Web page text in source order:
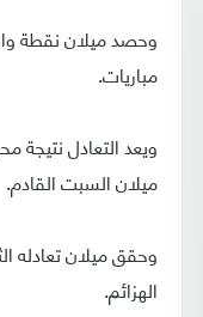
مباريات.
ويعد التعادل نتيجة
ميلان السبت القادم.
وحقق ميلان تعادله
الهزائم.